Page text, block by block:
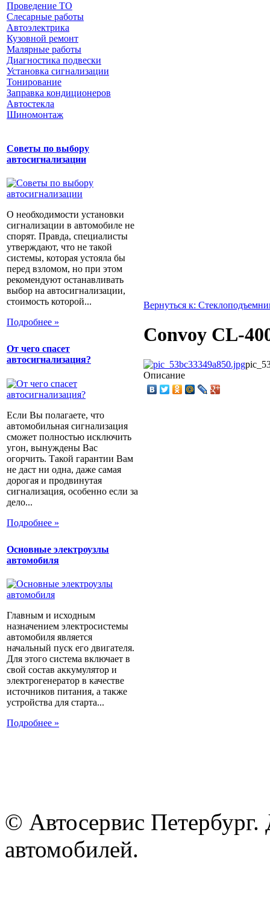
Проведение ТО
Слесарные работы
Автоэлектрика
Кузовной ремонт
Малярные работы
Диагностика подвески
Установка сигнализации
Тонирование
Заправка кондиционеров
Автостекла
Шиномонтаж
Советы по выбору
автосигнализации
О необходимости установки
сигнализации в автомобиле не
спорят. Правда, специалисты
утверждают, что не такой
системы, которая устояла бы
перед взломом, но при этом
рекомендуют останавливать
выбор на автосигнализации,
стоимость которой...
Подробнее »
От чего спасет
автосигнализация?
Если Вы полагаете, что
автомобильная сигнализация
сможет полностью исключить
угон, вынуждены Вас
огорчить. Такой гарантии Вам
не даст ни одна, даже самая
дорогая и продвинутая
сигнализация, особенно если за
дело...
Подробнее »
Основные электроузлы
автомобиля
Главным и исходным
назначением электросистемы
автомобиля является
начальный пуск его двигателя.
Для этого система включает в
свой состав аккумулятор и
электрогенератор в качестве
источников питания, а также
устройства для старта...
Подробнее »
Вернуться к:
Convoy CL-
Описание
© Автосервис
автомобилей.